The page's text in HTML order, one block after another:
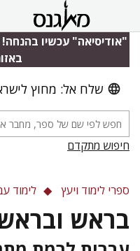
"אודיסיאה" עכשיו
שלח אל: מחוץ
חיפוש מתקדם
ספרי לימוד ויעץ לימוד
בראש